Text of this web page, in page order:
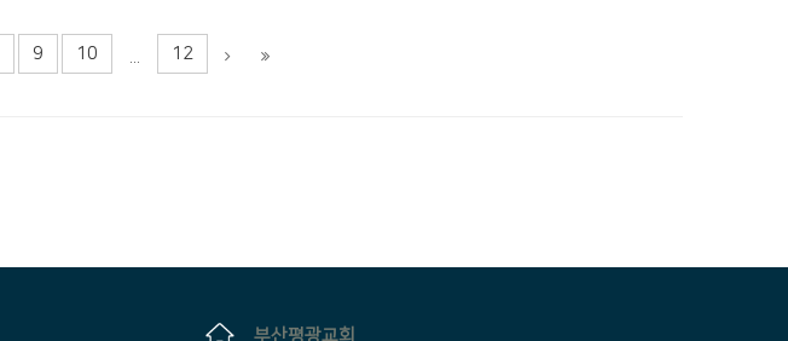
9 10 12
부산평광교회